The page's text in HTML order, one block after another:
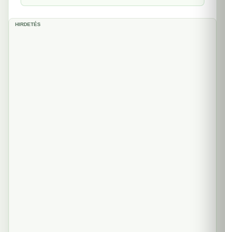
HIRDETÉS